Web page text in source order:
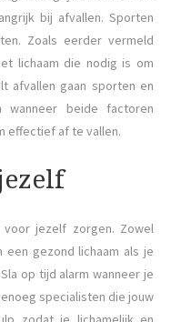
bij afvallen. Sporten
Zoals eerder vermeld
lichaam die nodig is om
afvallen gaan sporten en
wanneer beide factoren
effectief af te vallen.
jezelf zorgen. Zowel
gezond lichaam als je
op tijd alarm wanneer je
specialisten die jouw